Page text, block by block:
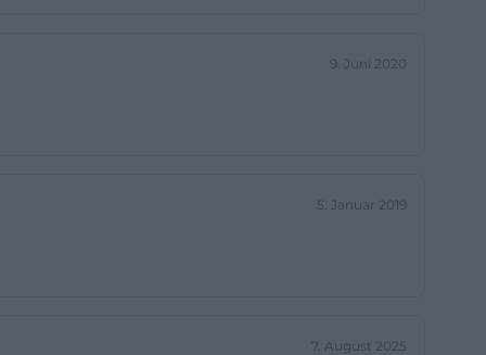
9. Juni 2020
5. Januar 2019
7. August 2025